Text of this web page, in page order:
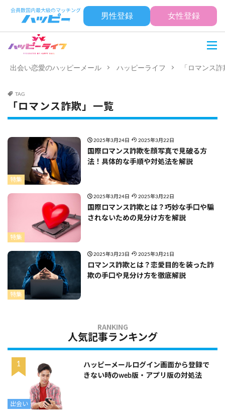
男性登録 女性登録
出会い恋愛のハッピーメール ハッピーライフ 「ロマンス
TAG
「ロマンス詐欺」一覧
特集
2025年3月24日 2025年3月22日
国際ロマンス詐欺を顔写真で見破る方
法！具体的な手順や対処法を解説
特集
2025年3月24日 2025年3月22日
国際ロマンス詐欺とは？巧妙な手口や騙
されないための見分け方を解説
特集
2025年3月23日 2025年3月21日
ロマンス詐欺とは？恋愛目的を装った詐
欺の手口や見分け方を徹底解説
人気記事ランキング
出会い
ハッピーメールログイン画面から登録で
きない時のweb版・アプリ版の対処法